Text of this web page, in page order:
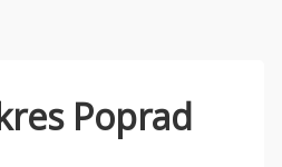
Poprad